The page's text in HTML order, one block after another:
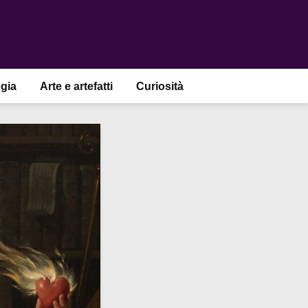
Arte e artefatti Curiosità